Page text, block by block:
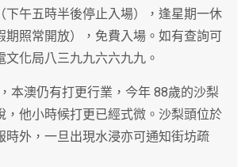
下午五時半後停止入場），逢星期一休
期照常開放），免費入場。如有查詢可
文化局八三九九六六九九。
本澳仍有打更行業，今年 88歲的沙梨
，他小時候打更已經式微。沙梨頭位於
時外，一旦出現水浸亦可通知街坊疏